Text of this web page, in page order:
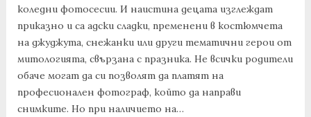
коледни фотосесии. И наистина децата изглеждат
приказно и са адски сладки, пременени в костюмчета
на джуджута, снежанки или други тематични герои от
митологията, свързана с празника. Не всички родители
обаче могат да си позволят да платят на
професионален фотограф, който да направи
снимките. Но при наличието на…